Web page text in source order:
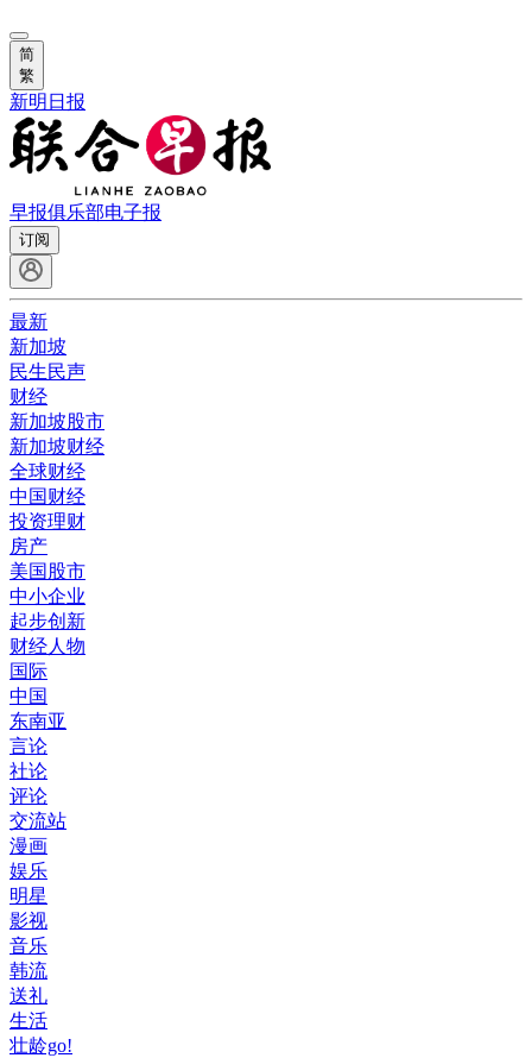
简
繁
新明日报
早报俱乐部电子报
订阅
最新
新加坡
民生民声
财经
新加坡股市
新加坡财经
全球财经
中国财经
投资理财
房产
美国股市
中小企业
起步创新
财经人物
国际
中国
东南亚
言论
社论
评论
交流站
漫画
娱乐
明星
影视
音乐
韩流
送礼
生活
壮龄go!